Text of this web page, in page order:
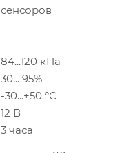
сенсоров
84...120 кПа
30... 95%
-30...+50 °С
12 В
3 часа